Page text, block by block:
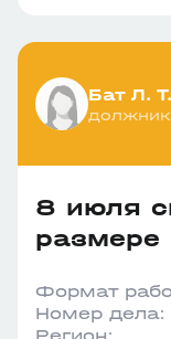
Бат Л. Т.
должник
8 июля
размере
Формат
Номер дела: